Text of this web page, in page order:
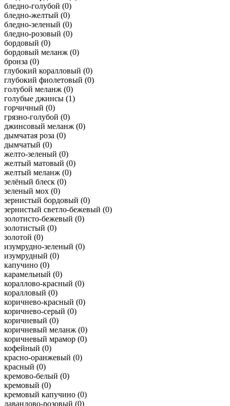
бледно-голубой (0)
бледно-желтый (0)
бледно-зеленый (0)
бледно-розовый (0)
бордовый (0)
бордовый меланж (0)
бронза (0)
глубокий коралловый (0)
глубокий фиолетовый (0)
голубой меланж (0)
голубые джинсы (1)
горчичный (0)
грязно-голубой (0)
джинсовый меланж (0)
дымчатая роза (0)
дымчатый (0)
желто-зеленый (0)
желтый матовый (0)
желтый меланж (0)
зелёный блеск (0)
зеленый мох (0)
зернистый бордовый (0)
зернистый светло-бежевый (0)
золотисто-бежевый (0)
золотистый (0)
золотой (0)
изумрудно-зеленый (0)
изумрудный (0)
капучино (0)
карамельный (0)
кораллово-красный (0)
коралловый (0)
коричнево-красный (0)
коричнево-серый (0)
коричневый (0)
коричневый меланж (0)
коричневый мрамор (0)
кофейный (0)
красно-оранжевый (0)
красный (0)
кремово-белый (0)
кремовый (0)
кремовый капучино (0)
лавандово-розовый (0)